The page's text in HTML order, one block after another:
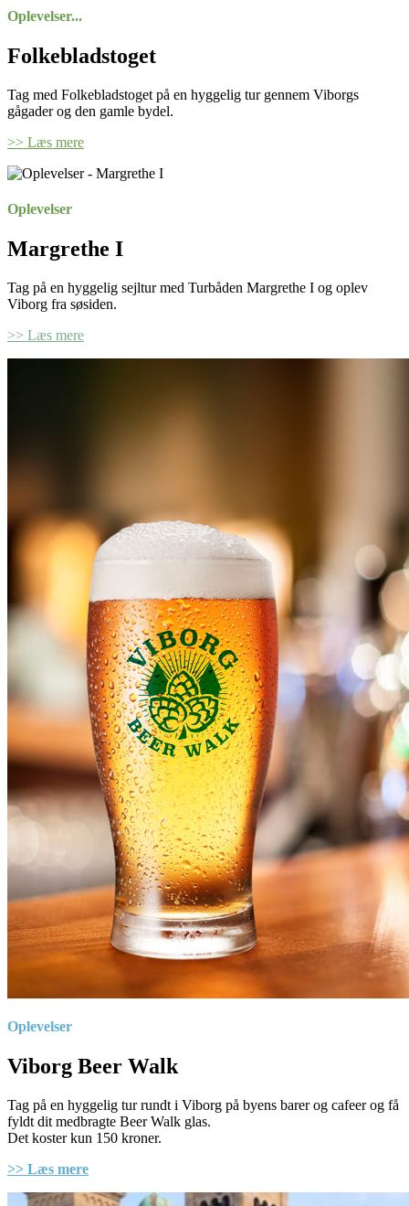
Oplevelser...
Folkebladstoget
Tag med Folkebladstoget på en hyggelig tur gennem Viborgs
gågader og den gamle bydel.
>> Læs mere
Oplevelser
Margrethe I
Tag på en hyggelig sejltur med Turbåden Margrethe I og oplev
Viborg fra søsiden.
>> Læs mere
Oplevelser
Viborg Beer Walk
Tag på en hyggelig tur rundt i Viborg på byens barer og cafeer og få
fyldt dit medbragte Beer Walk glas.
Det koster kun 150 kroner.
>> Læs mere